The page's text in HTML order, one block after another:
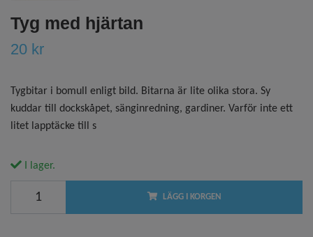
Tyg med hjärtan
20 kr
Tygbitar i bomull enligt bild. Bitarna är lite olika stora. Sy
kuddar till dockskåpet, sänginredning, gardiner. Varför inte ett
litet lapptäcke till s
I lager.
LÄGG I KORGEN